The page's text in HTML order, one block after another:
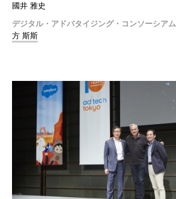
國井 雅史
デジタル・アドバタイジング・コンソーシアム
方 斯斯